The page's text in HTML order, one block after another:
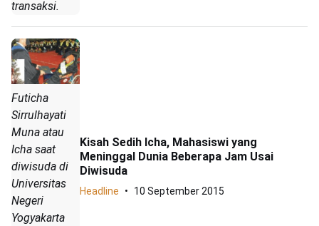
transaksi.
Futicha
Sirrulhayati
Muna atau
Icha saat
diwisuda di
Universitas
Negeri
Yogyakarta
Kisah Sedih Icha, Mahasiswi yang
Meninggal Dunia Beberapa Jam Usai
Diwisuda
Headline 10 September 2015